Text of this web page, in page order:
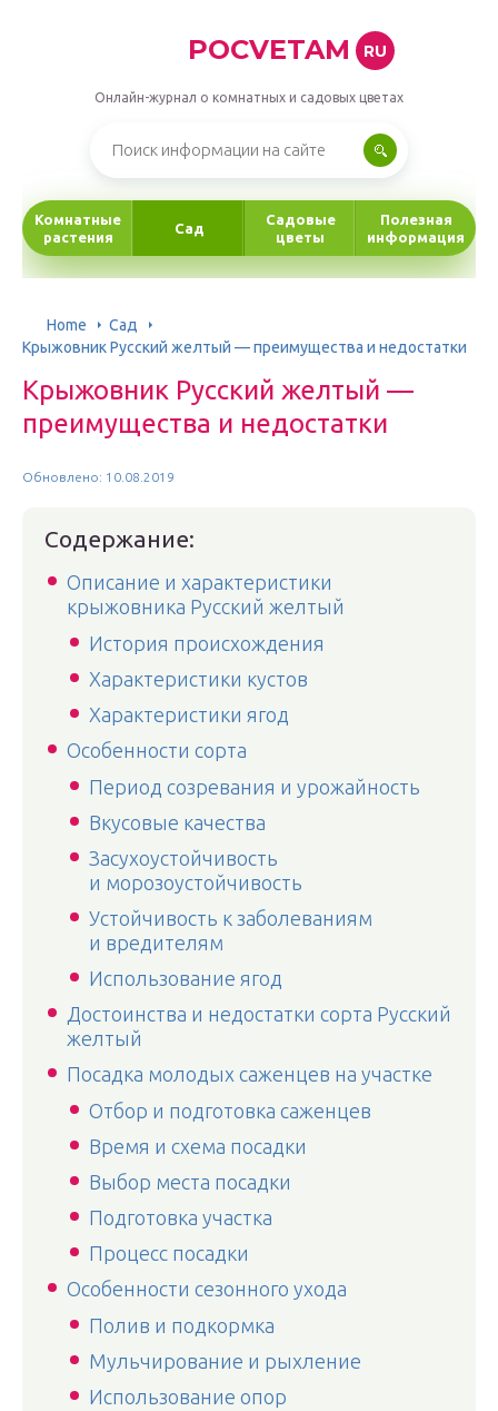
POCVETAM RU
Онлайн-журнал о комнатных и садовых цветах
Комнатные
растения
Сад
Садовые
цветы
Полезная
информация
Home
Сад
Крыжовник Русский желтый — преимущества и недостатки
Крыжовник Русский желтый —
преимущества и недостатки
Обновлено: 10.08.2019
Содержание:
Описание и характеристики
крыжовника Русский желтый
История происхождения
Характеристики кустов
Характеристики ягод
Особенности сорта
Период созревания и урожайность
Вкусовые качества
Засухоустойчивость
и морозоустойчивость
Устойчивость к заболеваниям
и вредителям
Использование ягод
Достоинства и недостатки сорта Русский
желтый
Посадка молодых саженцев на участке
Отбор и подготовка саженцев
Время и схема посадки
Выбор места посадки
Подготовка участка
Процесс посадки
Особенности сезонного ухода
Полив и подкормка
Мульчирование и рыхление
Использование опор